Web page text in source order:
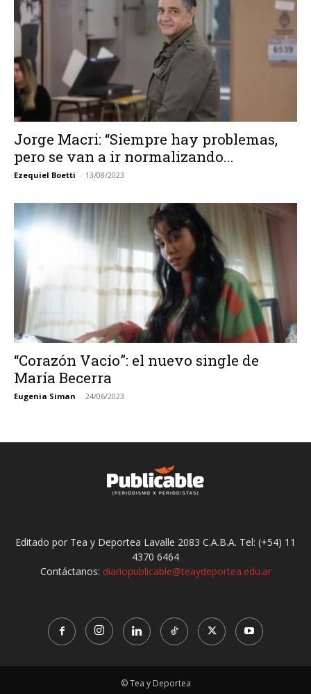
Jorge Macri: “Siempre hay problemas,
pero se van a ir normalizando...
Ezequiel Boetti - 13/08/2023
“Corazón Vacío”: el nuevo single de
María Becerra
Eugenia Siman - 24/06/2023
Editado por Tea y Deportea Lavalle 2083 C.A.B.A. Tel: (+54) 11
4370 6464
Contáctanos: diariopublicable@teaydeportea.edu.ar
© Tea y Deportea